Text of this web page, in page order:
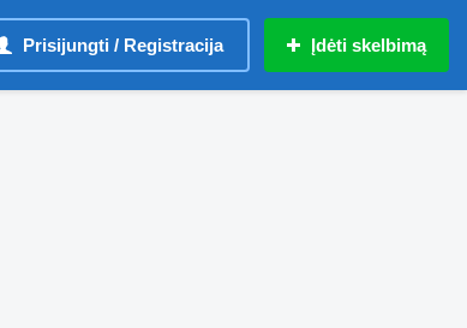
Prisijungti / Registracija Įdėti skelbimą